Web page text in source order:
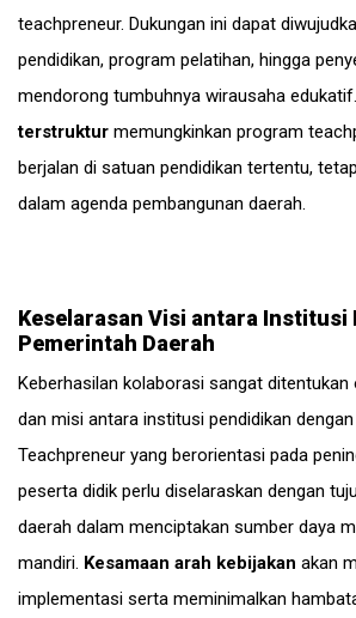
teachpreneur. Dukungan ini dapat
pendidikan, program pelatihan, hingga
mendorong tumbuhnya wirausaha edukatif.
terstruktur memungkinkan program
berjalan di satuan pendidikan tertentu,
dalam agenda pembangunan daerah.
Keselarasan Visi antara Institusi
Pemerintah Daerah
Keberhasilan kolaborasi sangat ditentukan
dan misi antara institusi pendidikan
Teachpreneur yang berorientasi pada
peserta didik perlu diselaraskan dengan
daerah dalam menciptakan sumber daya
mandiri. Kesamaan arah kebijakan akan
implementasi serta meminimalkan